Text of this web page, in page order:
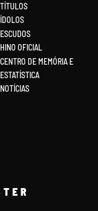
TÍTULOS
ÍDOLOS
ESCUDOS
HINO OFICIAL
CENTRO DE MEMÓRIA E
ESTATÍSTICA
NOTÍCIAS